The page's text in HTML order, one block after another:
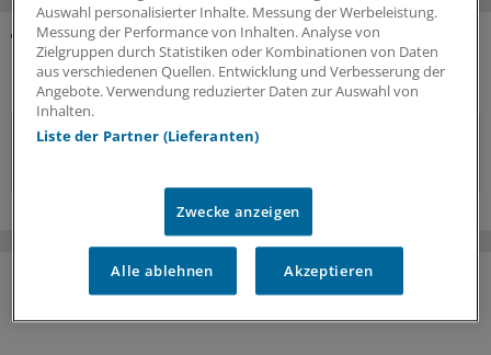
KOMMENTARE
Sie müssen angemeldet sein, um einen Kommentar
Auswahl personalisierter Inhalte. Messung der Werbeleistung.
Messung der Performance von Inhalten. Analyse von
Zielgruppen durch Statistiken oder Kombinationen von Daten
aus verschiedenen Quellen. Entwicklung und Verbesserung der
Angebote. Verwendung reduzierter Daten zur Auswahl von
Inhalten.
Liste der Partner (Lieferanten)
Zwecke anzeigen
Alle ablehnen Akzeptieren